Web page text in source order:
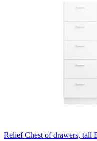
Relief Chest of drawers, tall